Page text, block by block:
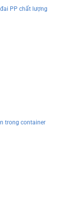
PP chất lượng
trong container